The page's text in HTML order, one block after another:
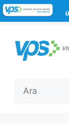
İçeriğe
atla